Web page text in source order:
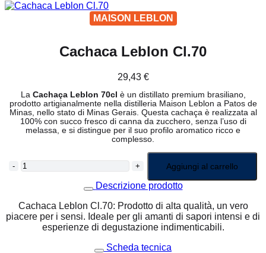
MAISON LEBLON
Cachaca Leblon Cl.70
29,43 €
La Cachaça Leblon 70cl è un distillato premium brasiliano,
prodotto artigianalmente nella distilleria Maison Leblon a Patos de
Minas, nello stato di Minas Gerais. Questa cachaça è realizzata al
100% con succo fresco di canna da zucchero, senza l’uso di
melassa, e si distingue per il suo profilo aromatico ricco e
complesso.
CACHACA
LEBLON
Aggiungi al carrello
Descrizione prodotto
Cachaca Leblon Cl.70: Prodotto di alta qualità, un vero
piacere per i sensi. Ideale per gli amanti di sapori intensi e di
esperienze di degustazione indimenticabili.
Scheda tecnica